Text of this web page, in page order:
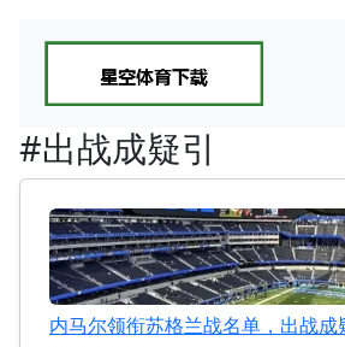
#出战成疑引
内马尔领衔苏格兰战名单，出战成